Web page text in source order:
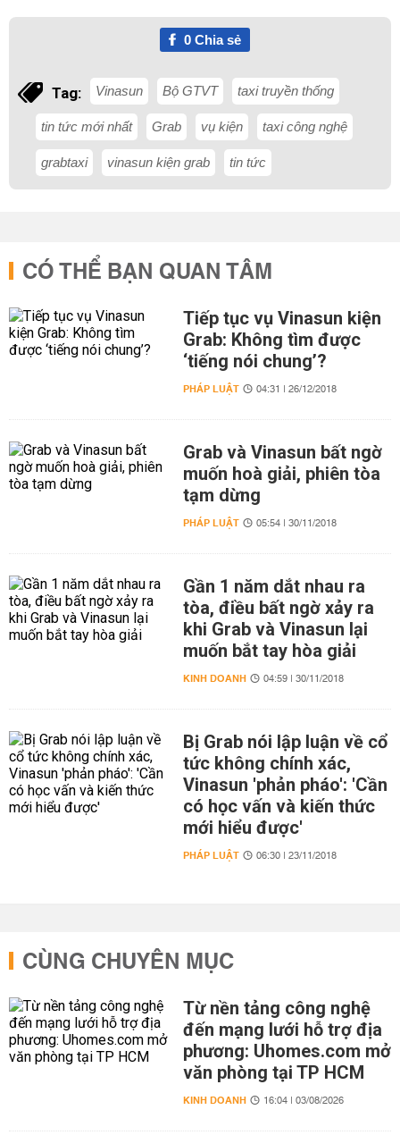
0Chia sẻ
Tag: Vinasun Bộ GTVT taxi truyền thống
tin tức mới nhất Grab vụ kiện taxi công nghệ
grabtaxi vinasun kiện grab tin tức
CÓ THỂ BẠN QUAN TÂM
Tiếp tục vụ Vinasun kiện
Grab: Không tìm được
‘tiếng nói chung’?
PHÁP LUẬT 04:31 | 26/12/2018
Grab và Vinasun bất ngờ
muốn hoà giải, phiên tòa
tạm dừng
PHÁP LUẬT 05:54 | 30/11/2018
Gần 1 năm dắt nhau ra
tòa, điều bất ngờ xảy ra
khi Grab và Vinasun lại
muốn bắt tay hòa giải
KINH DOANH 04:59 | 30/11/2018
Bị Grab nói lập luận về cổ
tức không chính xác,
Vinasun 'phản pháo': 'Cần
có học vấn và kiến thức
mới hiểu được'
PHÁP LUẬT 06:30 | 23/11/2018
CÙNG CHUYÊN MỤC
Từ nền tảng công nghệ
đến mạng lưới hỗ trợ địa
phương: Uhomes.com mở
văn phòng tại TP HCM
KINH DOANH 16:04 | 03/08/2026